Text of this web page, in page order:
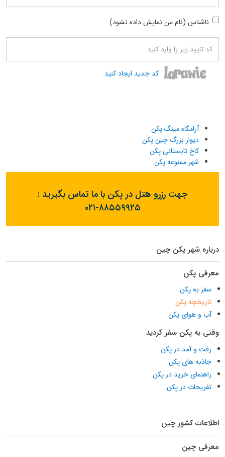
ناشناس (نام من نمایش داده نشود)
کد جدید ایجاد کنید
آرامگاه مینگ پکن
دیوار بزرگ چین پکن
کاخ تابستانی پکن
شهر ممنوعه پکن
جهت رزرو هتل در پکن با ما تماس بگیرید :
۰۲۱-۸۸۵۵۹۹۲۵
درباره شهر پکن چین
معرفی پکن
سفر به پکن
تاریخچه پکن
آب و هوای پکن
وقتی به پکن سفر کردید
رفت و آمد در پکن
جاذبه های پکن
راهنمای خرید در پکن
تفریحات در پکن
اطلاعات کشور چین
معرفی چین